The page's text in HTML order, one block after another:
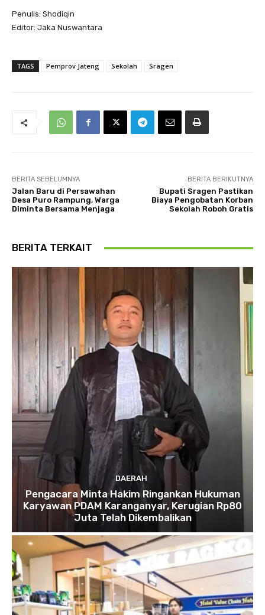
Penulis: Shodiqin
Editor: Jaka Nuswantara
TAGS Pemprov Jateng Sekolah Sragen
BERITA SEBELUMNYA
Jalan Baru di Persawahan
Desa Puro Rampung, Warga
Diminta Bersama Menjaga
BERITA BERIKUTNYA
Bupati Sragen Pastikan
Biaya Pengobatan Korban
Sekolah Roboh Gratis
BERITA TERKAIT
DAERAH
Pengacara Minta Hakim Ringankan Hukuman
Karyawan PDAM Karanganyar, Kerugian Rp80
Juta Telah Dikembalikan